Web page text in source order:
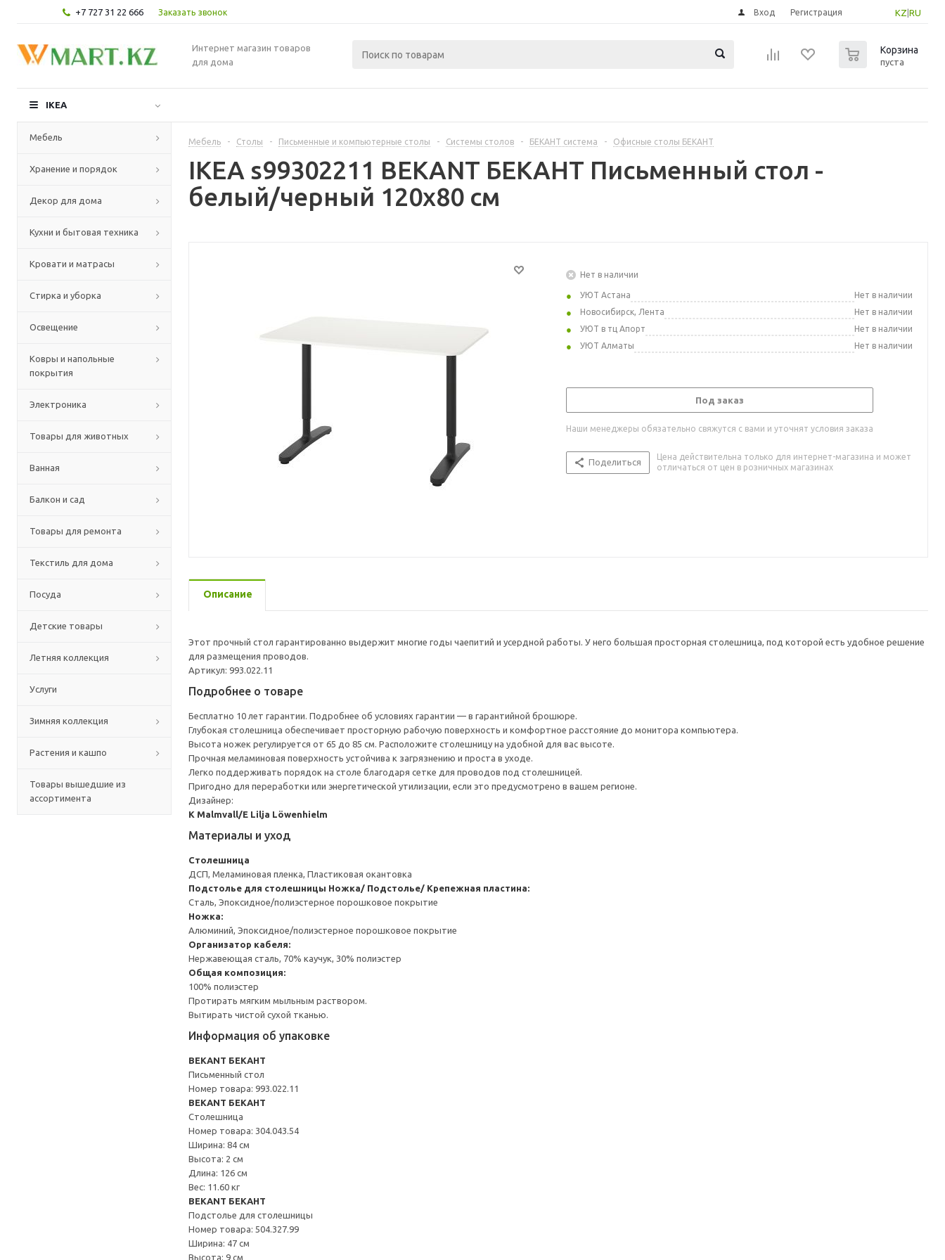
+7 727 31 22 666 Заказать звонок KZ RU
Вход Регистрация
Интернет магазин товаров
для дома
Корзина
пуста
IKEA
Мебель
Хранение и порядок
Декор для дома
Кухни и бытовая техника
Кровати и матрасы
Стирка и уборка
Освещение
Ковры и напольные
покрытия
Электроника
Товары для животных
Ванная
Балкон и сад
Товары для ремонта
Текстиль для дома
Посуда
Детские товары
Летняя коллекция
Услуги
Зимняя коллекция
Растения и кашпо
Товары вышедшие из
ассортимента
Мебель - Столы - Письменные и компьютерные столы - Системы столов - БЕКАНТ система - Офисные столы БЕКАНТ
IKEA s99302211 BEKANT БЕКАНТ Письменный стол -
белый/черный 120x80 см
Нет в наличии
УЮТ Астана
Нет в наличии
Новосибирск, Лента
Нет в наличии
УЮТ в тц Апорт
Нет в наличии
УЮТ Алматы
Нет в наличии
Под заказ
Наши менеджеры обязательно свяжутся с вами и уточнят условия заказа
Поделиться
Цена действительна только для интернет-магазина и может
отличаться от цен в розничных магазинах
Описание
Этот прочный стол гарантированно выдержит многие годы чаепитий и усердной работы. У него большая просторная столешница, под которой есть удобное решение
для размещения проводов.
Артикул: 993.022.11
Подробнее о товаре
Бесплатно 10 лет гарантии. Подробнее об условиях гарантии — в гарантийной брошюре.
Глубокая столешница обеспечивает просторную рабочую поверхность и комфортное расстояние до монитора компьютера.
Высота ножек регулируется от 65 до 85 см. Расположите столешницу на удобной для вас высоте.
Прочная меламиновая поверхность устойчива к загрязнению и проста в уходе.
Легко поддерживать порядок на столе благодаря сетке для проводов под столешницей.
Пригодно для переработки или энергетической утилизации, если это предусмотрено в вашем регионе.
Дизайнер:
K Malmvall/E Lilja Löwenhielm
Материалы и уход
Столешница
ДСП, Меламиновая пленка, Пластиковая окантовка
Подстолье для столешницы Ножка/ Подстолье/ Крепежная пластина:
Сталь, Эпоксидное/полиэстерное порошковое покрытие
Ножка:
Алюминий, Эпоксидное/полиэстерное порошковое покрытие
Организатор кабеля:
Нержавеющая сталь, 70% каучук, 30% полиэстер
Общая композиция:
100% полиэстер
Протирать мягким мыльным раствором.
Вытирать чистой сухой тканью.
Информация об упаковке
BEKANT БЕКАНТ
Письменный стол
Номер товара: 993.022.11
BEKANT БЕКАНТ
Столешница
Номер товара: 304.043.54
Ширина: 84 см
Высота: 2 см
Длина: 126 см
Вес: 11.60 кг
BEKANT БЕКАНТ
Подстолье для столешницы
Номер товара: 504.327.99
Ширина: 47 см
Высота: 9 см